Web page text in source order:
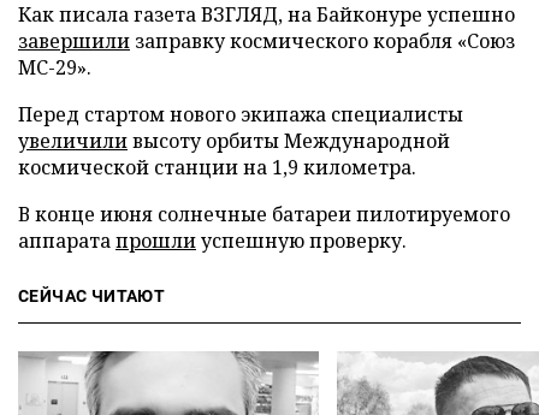
Как писала газета ВЗГЛЯД, на Байконуре успешно
завершили заправку космического корабля «Союз
МС-29».
Перед стартом нового экипажа специалисты
увеличиливысоту орбиты Международной
космической станции на 1,9 километра.
В конце июня солнечные батареи пилотируемого
аппаратапрошлиуспешную проверку.
СЕЙЧАС ЧИТАЮТ